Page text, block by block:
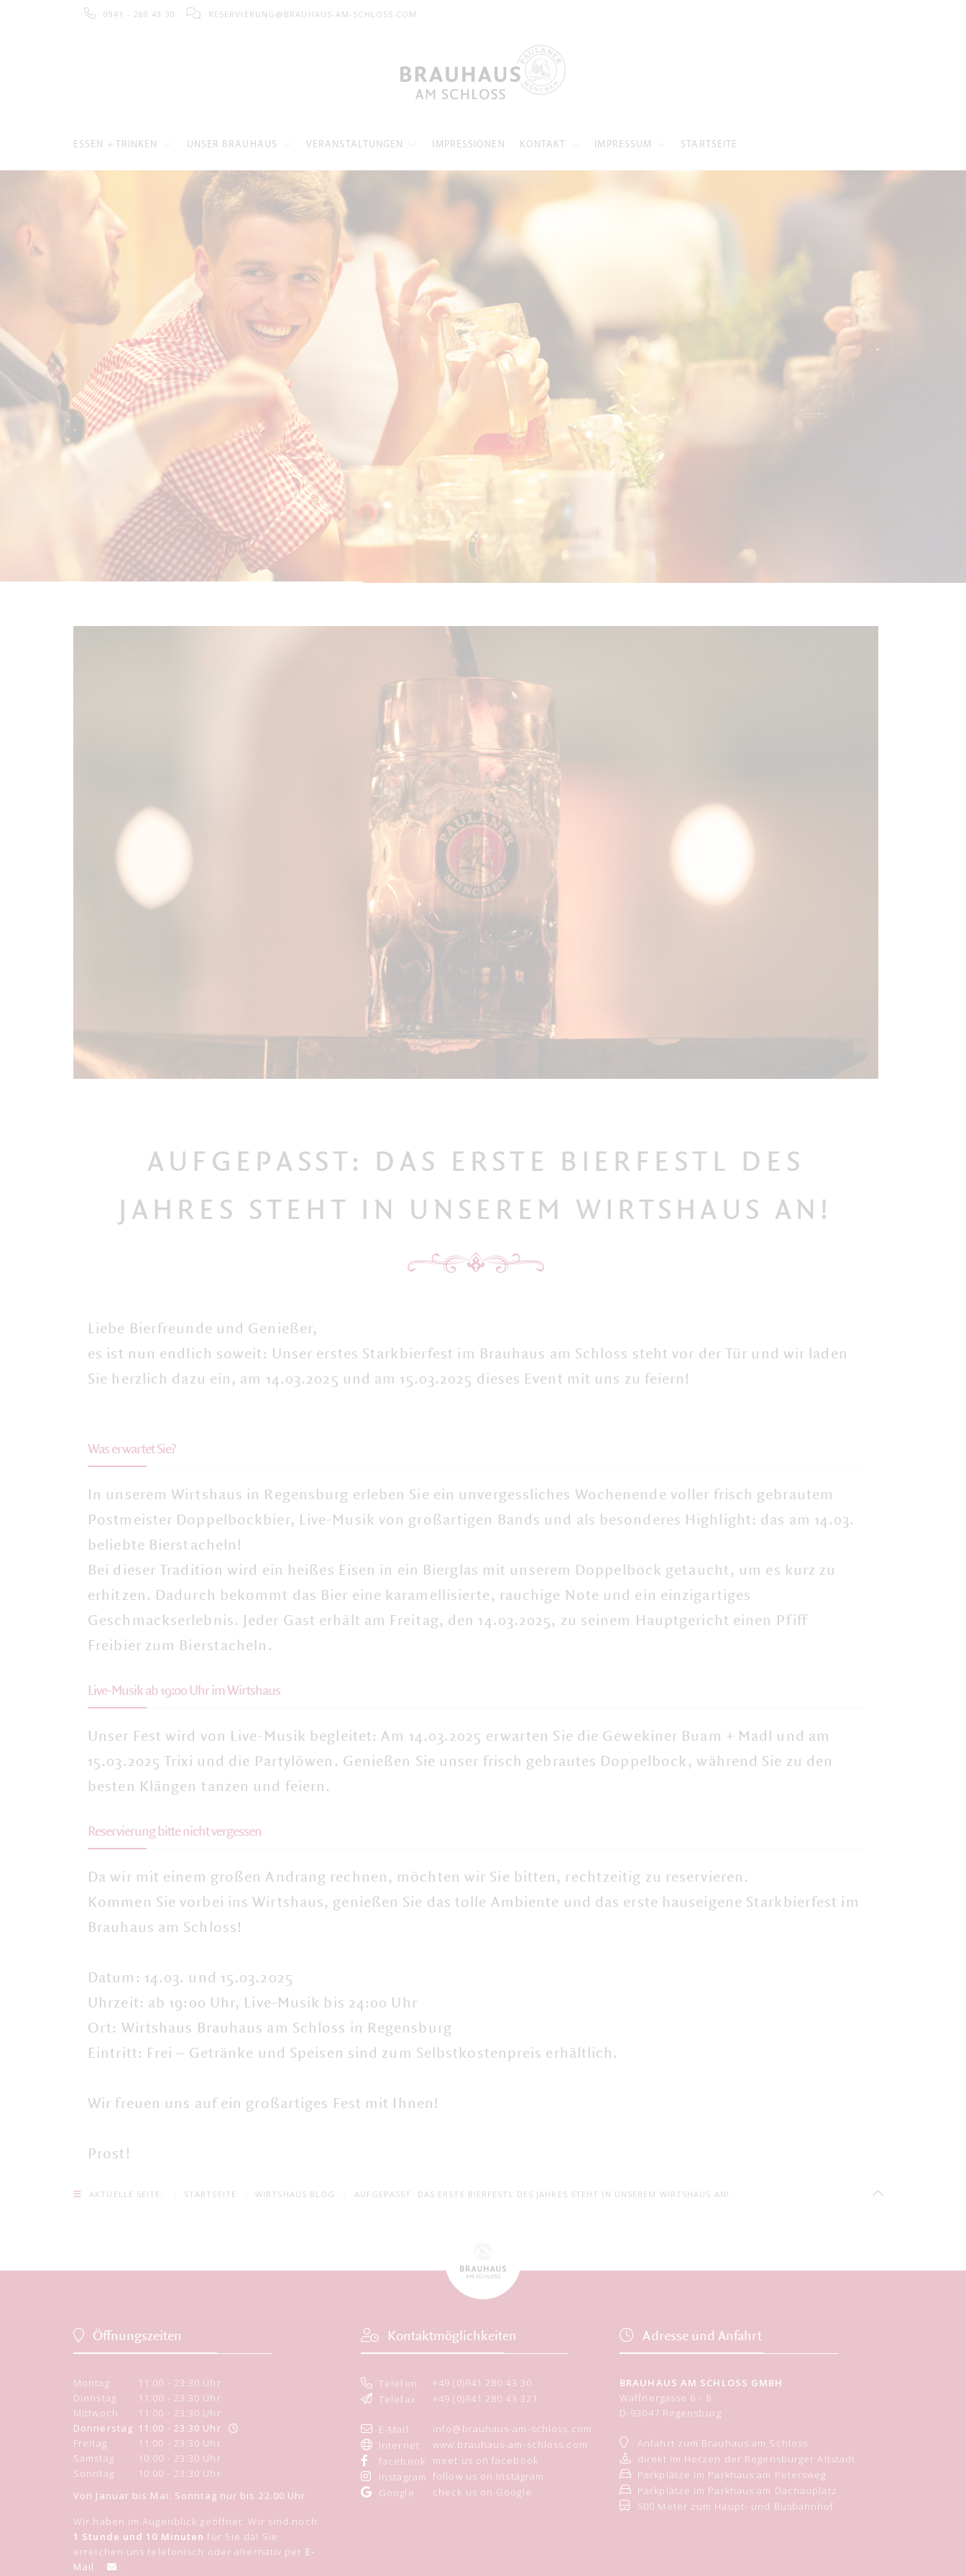
0941 - 280 43 30 RESERVIERUNG@BRAUHAUS-AM-SCHLOSS.COM
ESSEN + TRINKEN UNSER BRAUHAUS VERANSTALTUNGEN IMPRESSIONEN KONTAKT IMPRESSUM STARTSEITE
AUFGEPASST: DAS ERSTE BIERFESTL DES
JAHRES STEHT IN UNSEREM WIRTSHAUS AN!
Liebe Bierfreunde und Genießer,
es ist nun endlich soweit: Unser erstes Starkbierfest im Brauhaus am Schloss steht vor der Tür und wir laden
Sie herzlich dazu ein, am 14.03.2025 und am 15.03.2025 dieses Event mit uns zu feiern!
Was erwartet Sie?
In unserem Wirtshaus in Regensburg erleben Sie ein unvergessliches Wochenende voller frisch gebrautem
Postmeister Doppelbockbier, Live-Musik von großartigen Bands und als besonderes Highlight: das am 14.03.
beliebte Bierstacheln!
Bei dieser Tradition wird ein heißes Eisen in ein Bierglas mit unserem Doppelbock getaucht, um es kurz zu
erhitzen. Dadurch bekommt das Bier eine karamellisierte, rauchige Note und ein einzigartiges
Geschmackserlebnis. Jeder Gast erhält am Freitag, den 14.03.2025, zu seinem Hauptgericht einen Pfiff
Freibier zum Bierstacheln.
Live-Musik ab 19:00 Uhr im Wirtshaus
Unser Fest wird von Live-Musik begleitet: Am 14.03.2025 erwarten Sie die Gewekiner Buam + Madl und am
15.03.2025 Trixi und die Partylöwen. Genießen Sie unser frisch gebrautes Doppelbock, während Sie zu den
besten Klängen tanzen und feiern.
Reservierung bitte nicht vergessen
Da wir mit einem großen Andrang rechnen, möchten wir Sie bitten, rechtzeitig zu reservieren.
Kommen Sie vorbei insWirtshaus, genießen Sie dastolle Ambiente und das erste hauseigene Starkbierfest im
Brauhaus am Schloss!
Datum: 14.03. und 15.03.2025
Uhrzeit: ab 19:00 Uhr, Live-Musik bis 24:00 Uhr
Ort: Wirtshaus Brauhaus am Schloss in Regensburg
Eintritt: Frei – Getränke und Speisen sind zum Selbstkostenpreis erhältlich.
Wir freuen uns auf ein großartiges Fest mit Ihnen!
Prost!
AKTUELLE SEITE: STARTSEITE WIRTSHAUS BLOG AUFGEPASST: DAS ERSTE BIERFESTL DES JAHRES STEHT IN UNSEREM WIRTSHAUS AN!
Öffnungszeiten
Montag
11:00 - 23:30 Uhr
Dienstag
11:00 - 23:30 Uhr
Mittwoch
11:00 - 23:30 Uhr
Donnerstag 11:00 - 23:30 Uhr
Freitag
11:00 - 23:30 Uhr
Samstag
10:00 - 23:30 Uhr
Sonntag
10:00 - 23:30 Uhr
Von Januar bis Mai: Sonntag nur bis 22.00 Uhr
Wir haben im Augenblick geöffnet. Wir sind noch
1 Stunde und 10 Minuten für Sie da! Sie
erreichen uns telefonisch oder alternativ per E-
Mail
Kontaktmöglichkeiten
Telefon
+49 (0)941 280 43 30
Telefax
+49 (0)941 280 43 321
E-Mail
info@brauhaus-am-schloss.com
Internet
www.brauhaus-am-schloss.com
facebook
meet us on facebook
Instagram follow us on Instagram
Google
check us on Google
Adresse und Anfahrt
BRAUHAUS AM SCHLOSS GMBH
Waffnergasse 6 - 8
D-93047 Regensburg
Anfahrt zum Brauhaus am Schloss
direkt im Herzen der Regensburger Altstadt
Parkplätze im Parkhaus am Petersweg
Parkplätze im Parkhaus am Dachauplatz
500 Meter zum Haupt- und Busbahnhof